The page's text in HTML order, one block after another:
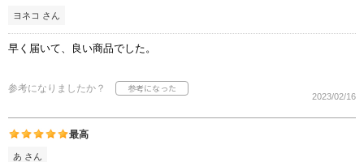
ヨネコ さん
早く届いて、良い商品でした。
参考になりましたか？
2023/02/16
最高
あ さん